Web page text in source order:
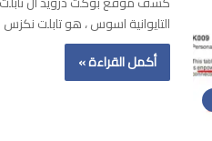
التايوانية اسوس ، هو تابلت نكزس 7 في جيله الجديد ،…
أكمل القراءة »